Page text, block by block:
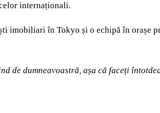
internaționali.
imobiliari în Tokyo și o echipă în orașe
de dumneavoastră, așa că faceți